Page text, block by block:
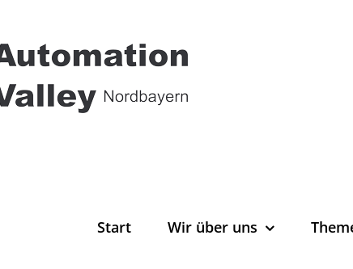
Start Wir über uns